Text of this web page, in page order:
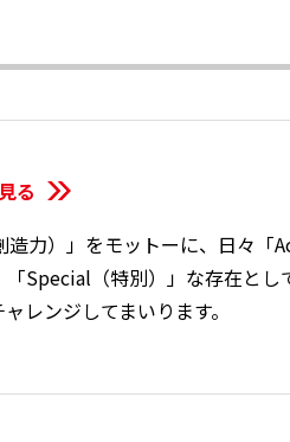
力）」をモットーに、日々「
Special（特別）」な存在とし
レンジしてまいります。